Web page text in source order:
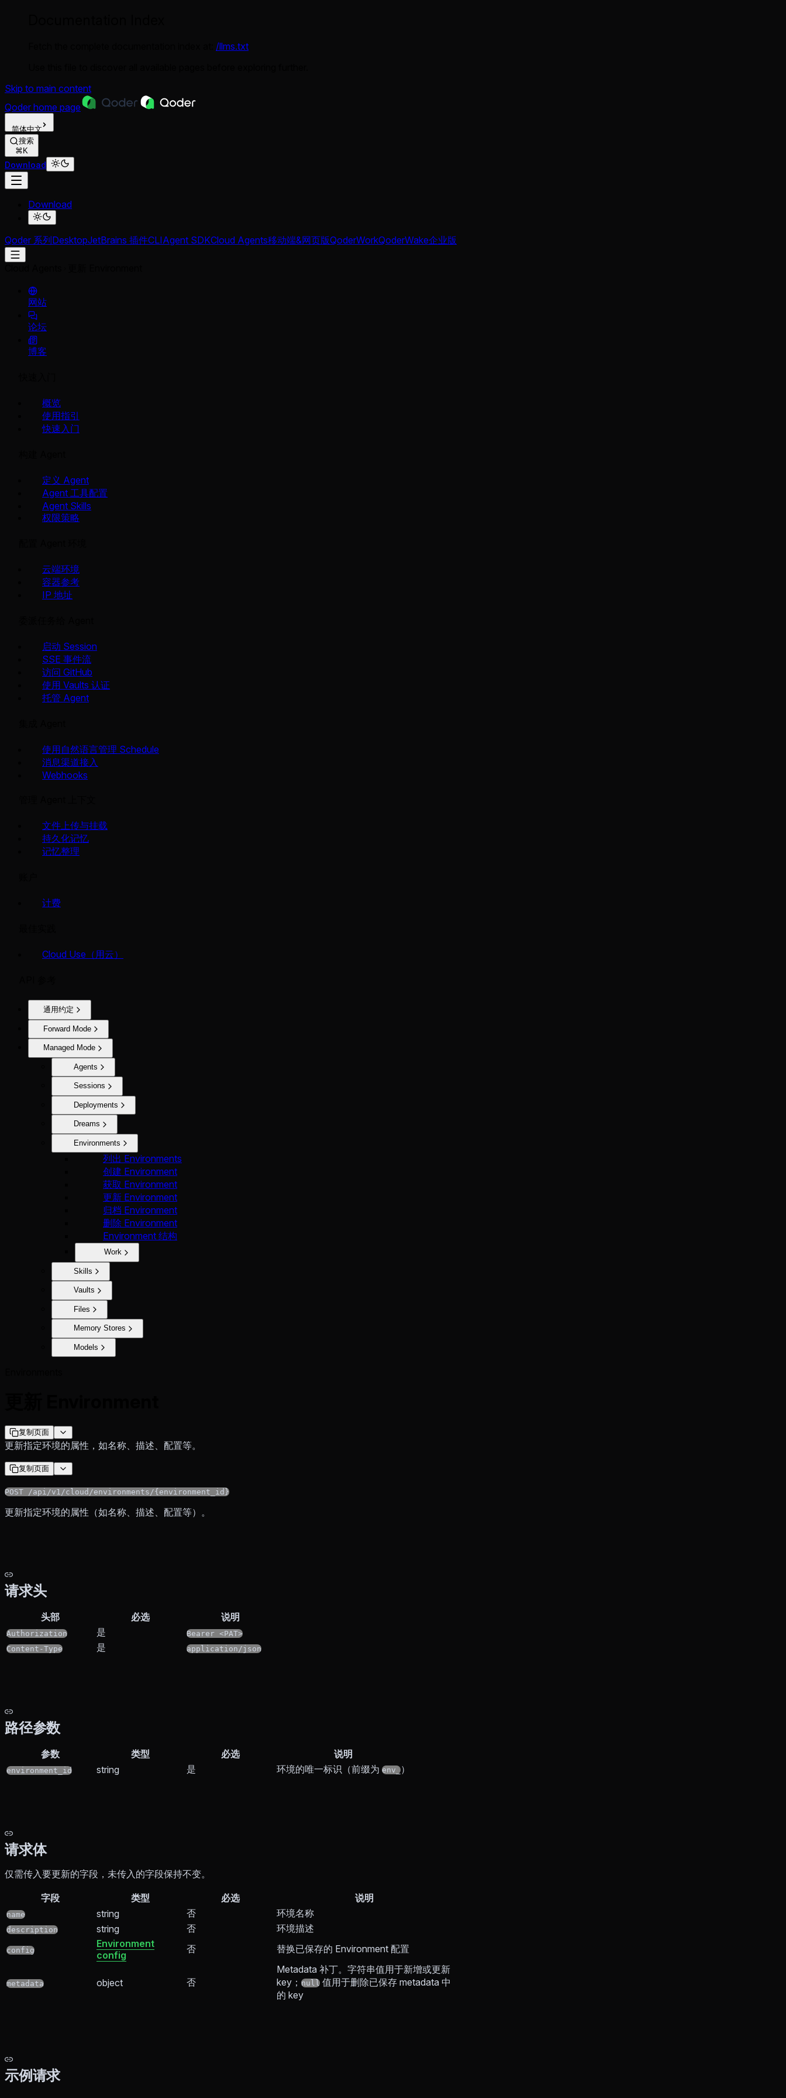
/llms.txt
Skip to main content
Qoder home page
简体中文
搜索
⌘K
Download
Download
Qoder 系列DesktopJetBrains 插件CLIAgent SDKCloud Agents移动端&网页版QoderWorkQoderWake企业版
网站
论坛
博客
概览
使用指引
快速入门
定义 Agent
Agent 工具配置
Agent Skills
权限策略
云端环境
容器参考
IP 地址
启动 Session
SSE 事件流
访问 GitHub
使用 Vaults 认证
托管 Agent
使用自然语言管理 Schedule
消息渠道接入
Webhooks
文件上传与挂载
持久化记忆
记忆整理
计费
Cloud Use（用云）
通用约定
Forward Mode
Managed Mode
Agents
Sessions
Deployments
Dreams
Environments
列出 Environments
创建 Environment
获取 Environment
更新 Environment
归档 Environment
删除 Environment
Environment 结构
Work
Skills
Vaults
Files
Memory Stores
Models
复制页面
更新指定环境的属性，如名称、描述、配置等。
复制页面
POST /api/v1/cloud/environments/{environment_id}
更新指定环境的属性（如名称、描述、配置等）。
请求头
头部 必选 说明
Authorization 是
Bearer <PAT>
Content-Type
是 application/json
路径参数
参数 类型 必选 说明
environment_id string 是 环境的唯一标识（前缀为 env_）
请求体
仅需传入要更新的字段，未传入的字段保持不变。
字段 类型 必选 说明
name string 否 环境名称
description string 否 环境描述
config
Environment
config
否 替换已保存的 Environment 配置
metadata object 否
Metadata 补丁。字符串值用于新增或更新
key； null 值用于删除已保存 metadata 中
的 key
示例请求